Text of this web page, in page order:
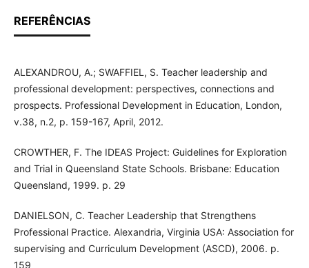
REFERÊNCIAS
ALEXANDROU, A.; SWAFFIEL, S. Teacher leadership and
professional development: perspectives, connections and
prospects. Professional Development in Education, London,
v.38, n.2, p. 159-167, April, 2012.
CROWTHER, F. The IDEAS Project: Guidelines for Exploration
and Trial in Queensland State Schools. Brisbane: Education
Queensland, 1999. p. 29
DANIELSON, C. Teacher Leadership that Strengthens
Professional Practice. Alexandria, Virginia USA: Association for
supervising and Curriculum Development (ASCD), 2006. p.
159